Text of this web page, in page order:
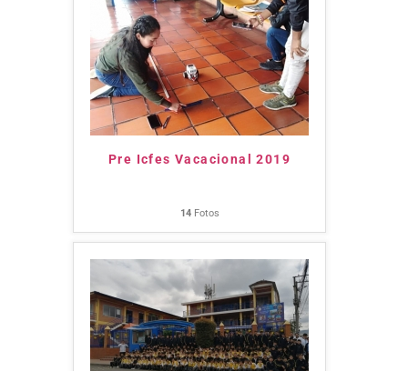
Pre Icfes Vacacional 2019
14Fotos